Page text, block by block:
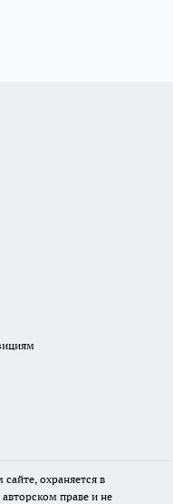
охраняется в
праве и не